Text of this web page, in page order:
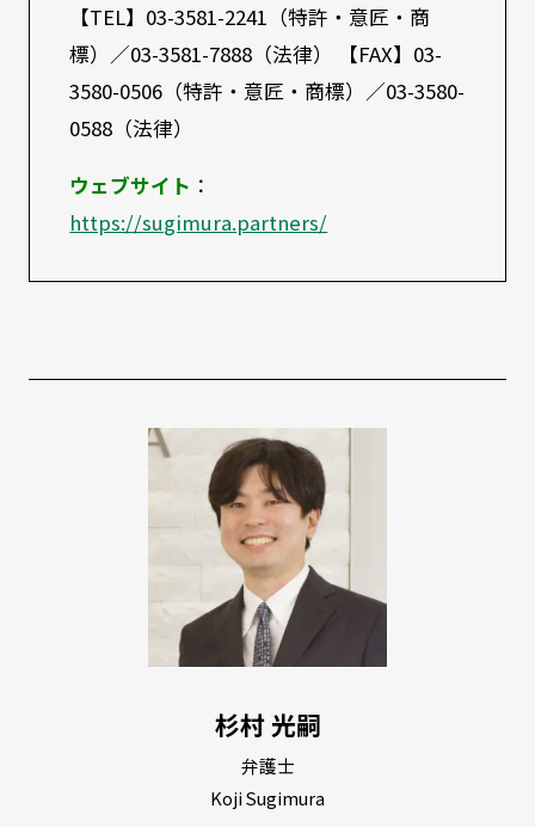
【TEL】03-3581-2241（特許・意匠・商
標）／03-3581-7888（法律） 【FAX】03-
3580-0506（特許・意匠・商標）／03-3580-
0588（法律）
ウェブサイト ：
https://sugimura.partners/
杉村 光嗣
弁護士
Koji Sugimura